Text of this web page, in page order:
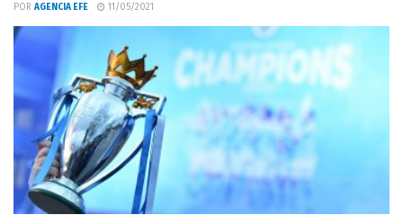
POR AGENCIA EFE 11/05/2021